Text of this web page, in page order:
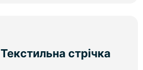
Текстильна стрічка